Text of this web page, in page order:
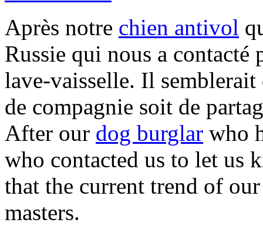
Après notre chien antivol
Russie qui nous a
lave-vaisselle. Il semblerait
de compagnie soit de
After our dog burglar who
who contacted us to let us
that the current trend of
masters.